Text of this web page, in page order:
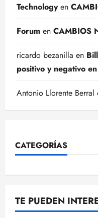
Technologyen
Forum en CAMBIOS
ricardo bezanilla en
positivo y negativo
Antonio Llorente Berral
CATEGORÍAS
TE PUEDEN